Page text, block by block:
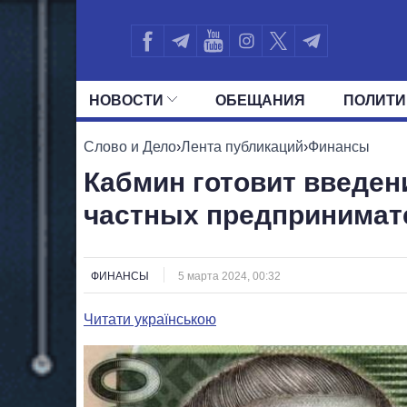
НОВОСТИ ОБЕЩАНИЯ
ВСЕ ПОЛИТИКИ ПРЕЗИДЕНТ И
Слово и Дело›Лента публикаций›Финансы
Кабмин готовит
частных
ФИНАНСЫ 5 марта 2024, 00:32
Читати українською